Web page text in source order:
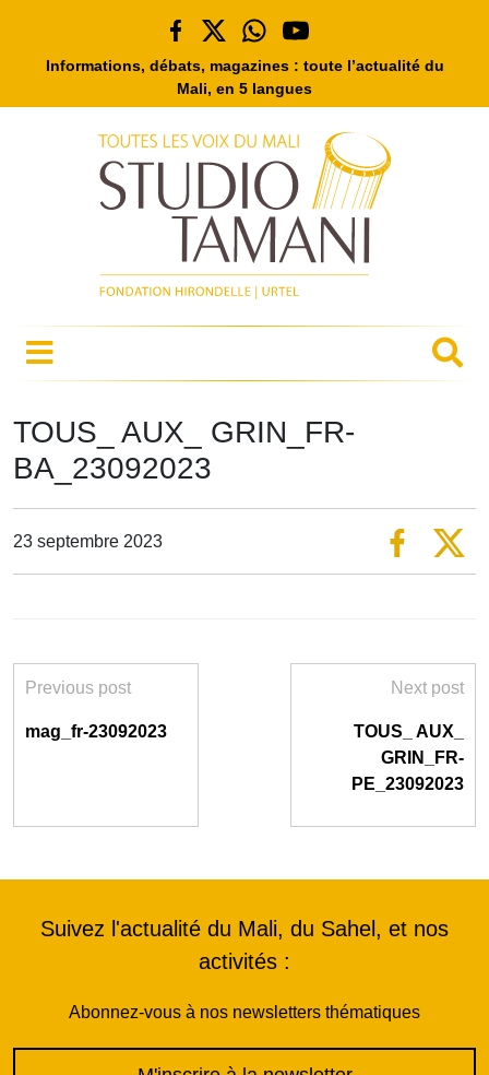
Informations, débats, magazines : toute l’actualité du
Mali, en 5 langues
TOUS_ AUX_ GRIN_FR-
BA_23092023
23 septembre 2023
Previous post
mag_fr-23092023
Next post
TOUS_ AUX_
GRIN_FR-
PE_23092023
Suivez l'actualité du Mali, du Sahel, et nos
activités :
Abonnez-vous à nos newsletters thématiques